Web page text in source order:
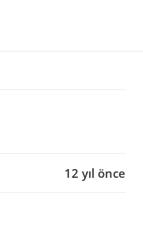
12 yıl önce